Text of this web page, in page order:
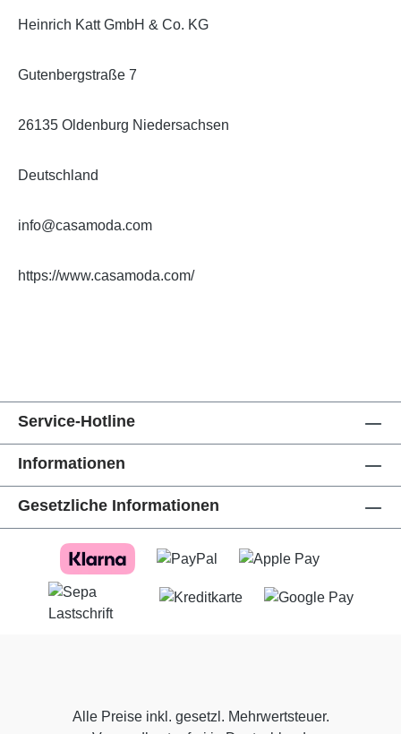
Heinrich Katt GmbH & Co. KG
Gutenbergstraße 7
26135 Oldenburg Niedersachsen
Deutschland
info@casamoda.com
https://www.casamoda.com/
Service-Hotline
Informationen
Gesetzliche Informationen
Alle Preise inkl. gesetzl. Mehrwertsteuer.